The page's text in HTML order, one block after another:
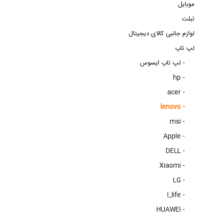
موبایل
تبلت
لوازم جانبی کالای دیجیتال
لپ تاپ
لپ تاپ ایسوس -
hp -
acer -
lenovo -
msi -
Apple -
DELL -
Xiaomi -
LG -
I_life -
HUAWEI -